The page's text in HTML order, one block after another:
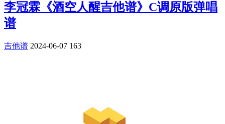
李冠霖《酒空人醒吉他谱》C调原版弹唱
谱
吉他谱 2024-06-07 163